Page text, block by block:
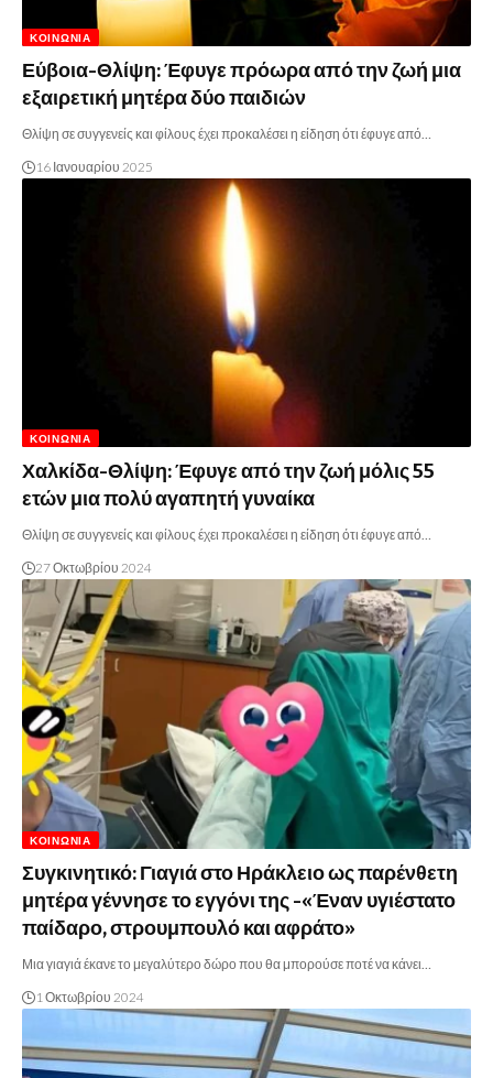
ΚΟΙΝΩΝΊΑ
Εύβοια-Θλίψη: Έφυγε πρόωρα από την ζωή μια
εξαιρετική μητέρα δύο παιδιών
Θλίψη σε συγγενείς και φίλους έχει προκαλέσει η είδηση ότι έφυγε από…
16 Ιανουαρίου 2025
ΚΟΙΝΩΝΊΑ
Χαλκίδα-Θλίψη: Έφυγε από την ζωή μόλις 55
ετών μια πολύ αγαπητή γυναίκα
Θλίψη σε συγγενείς και φίλους έχει προκαλέσει η είδηση ότι έφυγε από…
27 Οκτωβρίου 2024
ΚΟΙΝΩΝΊΑ
Συγκινητικό: Γιαγιά στο Ηράκλειο ως παρένθετη
μητέρα γέννησε το εγγόνι της -«Έναν υγιέστατο
παίδαρο, στρουμπουλό και αφράτο»
Μια γιαγιά έκανε το μεγαλύτερο δώρο που θα μπορούσε ποτέ να κάνει…
1 Οκτωβρίου 2024